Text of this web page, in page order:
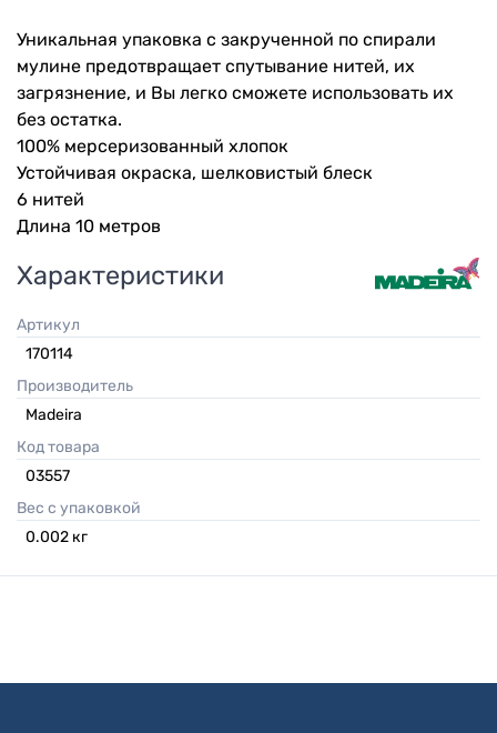
Уникальная упаковка с закрученной по спирали
мулине предотвращает спутывание нитей, их
загрязнение, и Вы легко сможете использовать их
без остатка.
100% мерсеризованный хлопок
Устойчивая окраска, шелковистый блеск
6 нитей
Длина 10 метров
Характеристики
Артикул
170114
Производитель
Madeira
Код товара
03557
Вес с упаковкой
0.002 кг